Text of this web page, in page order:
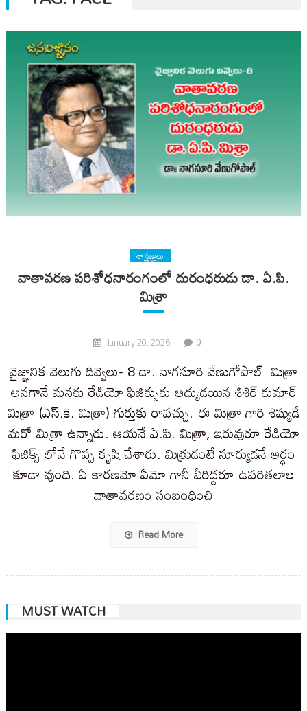
శాస్త్రజ్ఞులు
వాతావరణ పరిశోధనారంగంలో దురంధరుడు డా. ఏ.పి.
మిశ్రా
January 20, 2026 0
వైజ్ఞానిక వెలుగు దివ్వెలు- 8 డా. నాగసూరి వేణుగోపాల్ మిత్రా
అనగానే మనకు రేడియో ఫిజిక్సుకు ఆద్యుడయిన శిశిర్ కుమార్
మిత్రా (ఎస్.కె. మిత్రా) గుర్తుకు రావచ్చు. ఈ మిత్రా గారి శిష్యుడే
మరో మిత్రా ఉన్నారు. ఆయనే ఏ.పి. మిత్రా, ఇరువురూ రేడియో
ఫిజిక్స్ లోనే గొప్ప కృషి చేశారు. మిత్రుడంటే సూర్యుడనే అర్ధం
కూడా వుంది. ఏ కారణమో ఏమో గానీ వీరిద్దరూ ఉపరితలాల
వాతావరణం సంబంధించి
Read More
MUST WATCH